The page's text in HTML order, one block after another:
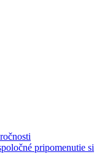
pripomenutie si